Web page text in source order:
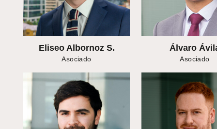
Eliseo Albornoz S.
Asociado
Álvaro
Asociado